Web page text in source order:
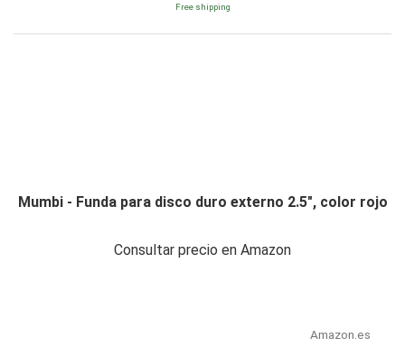
Free shipping
Mumbi - Funda para disco duro externo 2.5", color rojo
Consultar precio en Amazon
Amazon.es